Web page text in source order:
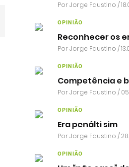
PorJorge Faustino /
OPINIÃO
Reconhecer os
PorJorge Faustino /
OPINIÃO
Competência e
PorJorge Faustino /
OPINIÃO
Era penálti sim
PorJorge Faustino /
OPINIÃO